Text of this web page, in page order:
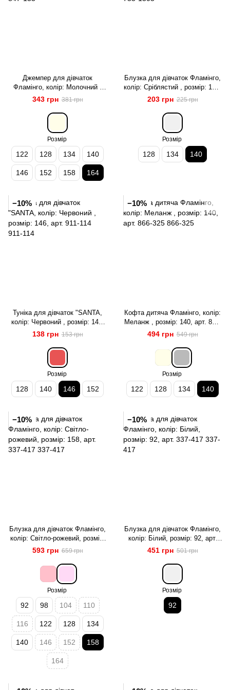
Джемпер для дівчаток
Фламінго, колір: Молочний ,
розмір: 164, арт. 847-133
343 грн 381 грн
Розмір
122 128 134 140
146 152 158 164
Блузка для дівчаток Фламінго,
колір: Сріблястий , розмір: 140,
арт. 755-1505
203 грн 225 грн
Розмір
128 134 140
−10%
Туніка для дівчаток "SANTA,
колір: Червоний , розмір: 146,
арт. 911-114
138 грн 153 грн
Розмір
128 140 146 152
−10%
Кофта дитяча Фламінго, колір:
Меланж , розмір: 140, арт. 866-
325
494 грн 549 грн
Розмір
122 128 134 140
−10%
Блузка для дівчаток Фламінго,
колір: Світло-рожевий, розмір:
158, арт. 337-417
593 грн 659 грн
Розмір
92 98 104 110
116 122 128 134
140 146 152 158
164
−10%
Блузка для дівчаток Фламінго,
колір: Білий, розмір: 92, арт.
337-417
451 грн 501 грн
Розмір
92